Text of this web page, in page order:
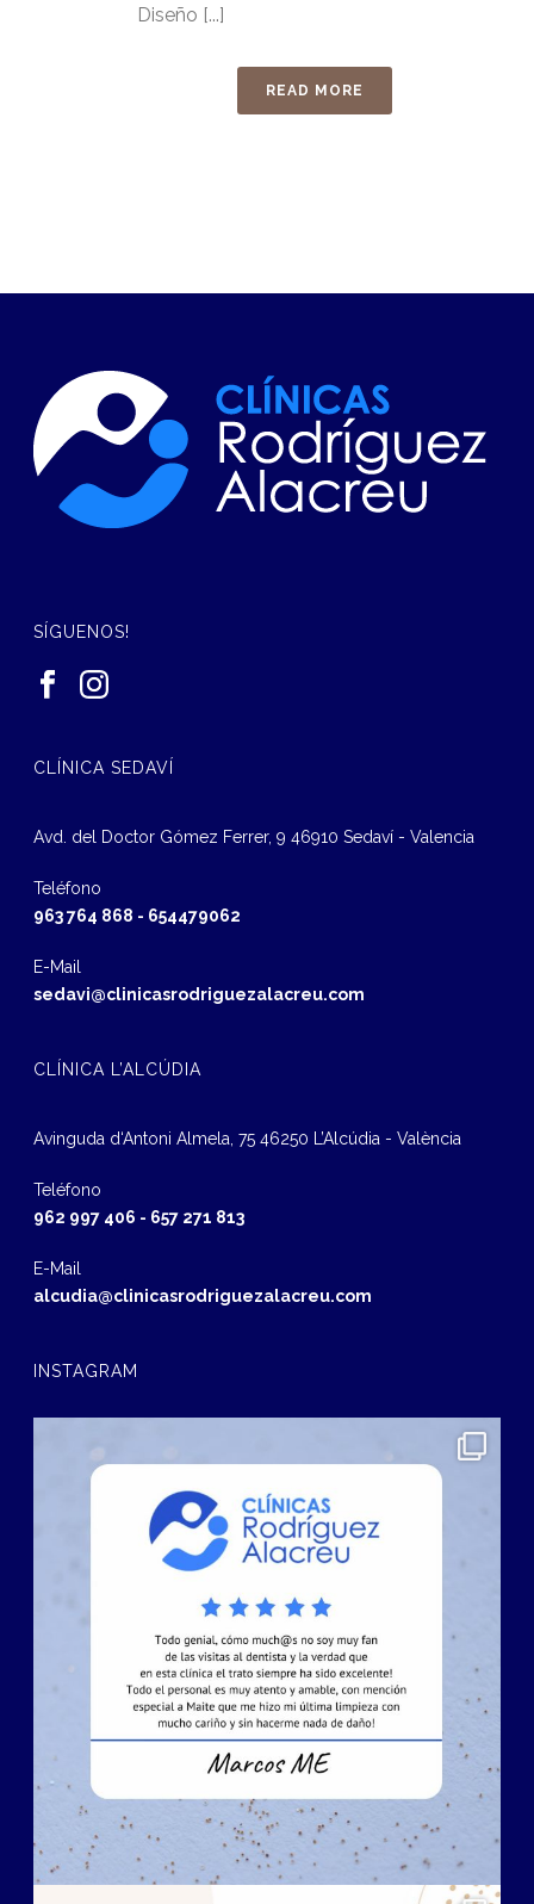
Diseño [...]
READ MORE
SÍGUENOS!
CLÍNICA SEDAVÍ
Avd. del Doctor Gómez Ferrer, 9 46910 Sedaví - Valencia
Teléfono
963 764 868 - 654479062
E-Mail
sedavi@clinicasrodriguezalacreu.com
CLÍNICA L’ALCÚDIA
Avinguda d‘Antoni Almela, 75 46250 L’Alcúdia - València
Teléfono
962 997 406 - 657 271 813
E-Mail
alcudia@clinicasrodriguezalacreu.com
INSTAGRAM